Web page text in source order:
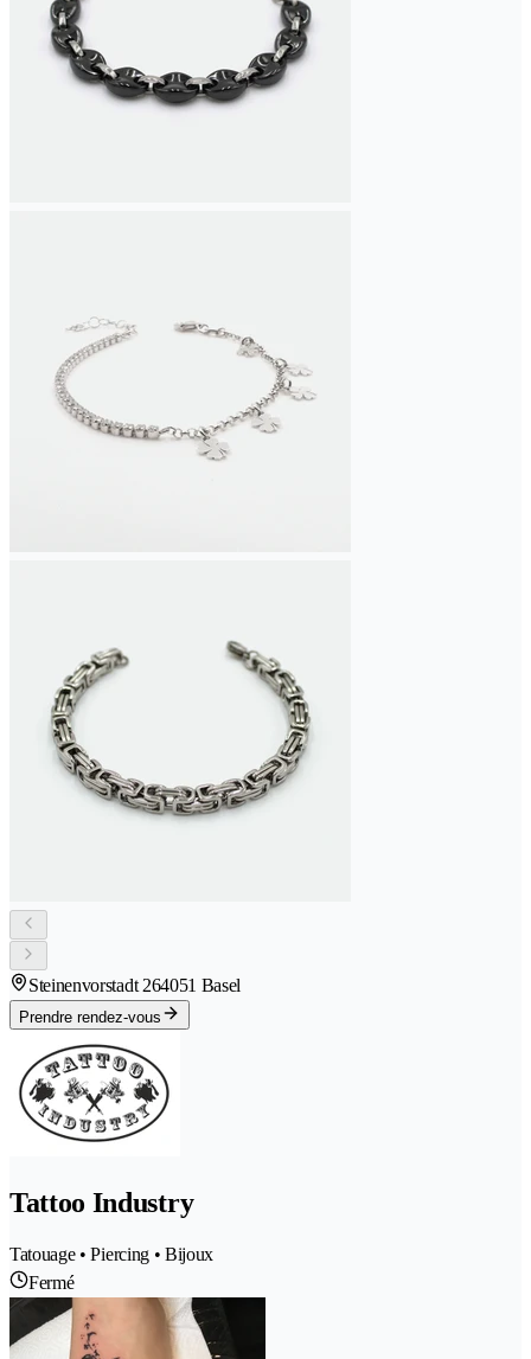
Steinenvorstadt 264051 Basel
Prendre rendez-vous
Tattoo Industry
Tatouage • Piercing • Bijoux
Fermé